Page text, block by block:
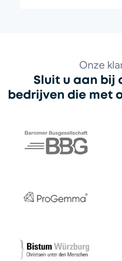
Sluit u aan bij
bedrijven die met
Onze